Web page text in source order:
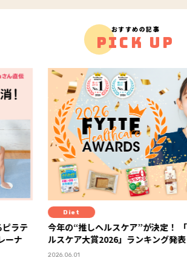
おすすめの記事
PICK UP
ピラテ
ーナ
Diet
今年の“推しヘルスケア”が決定！
ルスケア大賞2026」ランキング発表
2026.06.01